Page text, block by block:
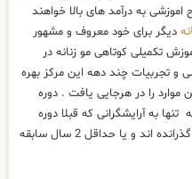
به درآمد های بالا خواهند
دیگر برای خود معروف و مشهور
تکمیلی کوتاهی مو زنانه در
و تجربیات چند دهه این مرکز بهره
موارد را در هرجایی یافت . دوره
به آرایشگرانی که قبلا دوره
را گذرانده اند و یا حداقل 2 سال سابقه